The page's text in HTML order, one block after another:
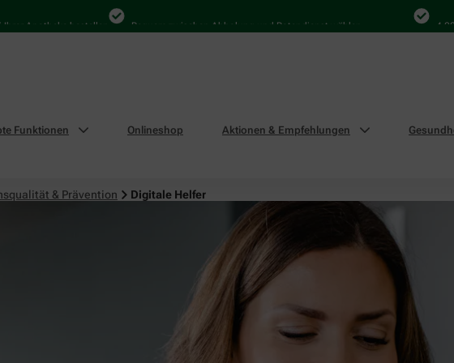
bestellen Bequem zwischen Abholung und Botendienst wählen 4.000
Funktionen Onlineshop Aktionen & Empfehlungen
& Prävention Digitale Helfer